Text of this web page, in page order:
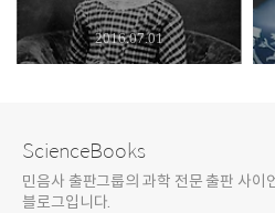
2016.07.01
ScienceBooks
민음사 출판그룹의 과학 전문 출판 사이
블로그입니다.